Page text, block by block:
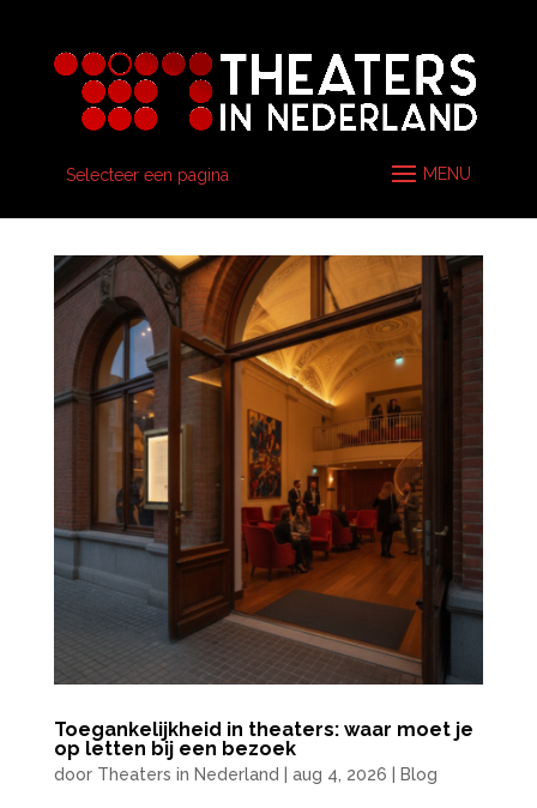
Selecteer een pagina
Toegankelijkheid in theaters: waar moet je
op letten bij een bezoek
door Theaters in Nederland aug 4, 2026 Blog